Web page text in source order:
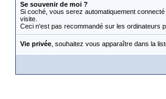
Se souvenir de moi ?
Si coché, vous serez automatiquement
visite.
Ceci n'est pas recommandé sur les ordinateurs
Vie privée, souhaitez vous apparaître dans la